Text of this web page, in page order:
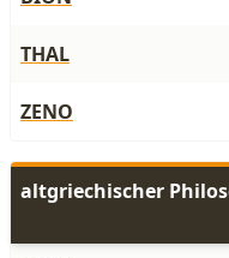
THAL
ZENO
altgriechischer